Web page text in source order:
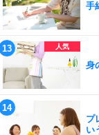
手
身
プ
い